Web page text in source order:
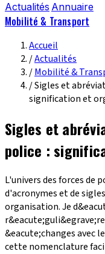
Actualités Annuaire
Mobilité & Transport
Accueil
/Actualités
/Mobilité &
/Sigles et
signification et
Sigles et
police :
L'univers des forces de
d'acronymes et de
organisation. Je
&eacute;changes avec
cette nomenclature